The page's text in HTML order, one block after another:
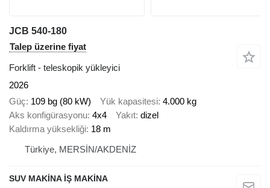
JCB 540-180
Talep üzerine fiyat
Forklift - teleskopik yükleyici
2026
Güç 109 bg (80 kW) Yük kapasitesi 4.000 kg
Aks konfigürasyonu 4x4 Yakıt dizel
Kaldırma yüksekliği 18 m
Türkiye, MERSİN/AKDENİZ
SUV MAKİNA İŞ MAKİNA